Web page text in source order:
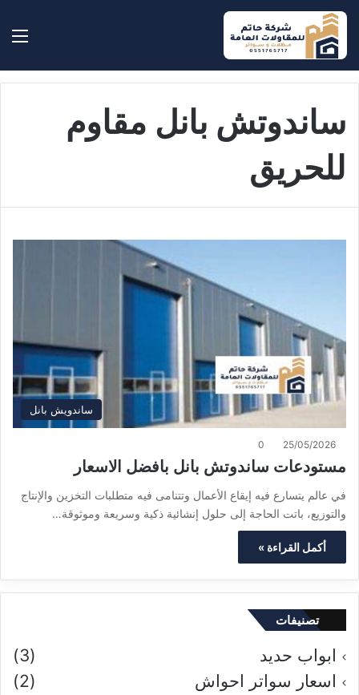
بحث
ساندوتش بانل مقاوم
للحريق
ساندويش بانل
25/05/2026
0
مستودعات ساندوتش بانل بافضل الاسعار
في عالم يتسارع فيه إيقاع الأعمال وتتنامى فيه متطلبات التخزين والإنتاج
والتوزيع، باتت الحاجة إلى حلول إنشائية ذكية وسريعة وموثوقة…
أكمل القراءة »
تصنيفات
ابواب حديد
(3)
اسعار سواتر احواش
(2)